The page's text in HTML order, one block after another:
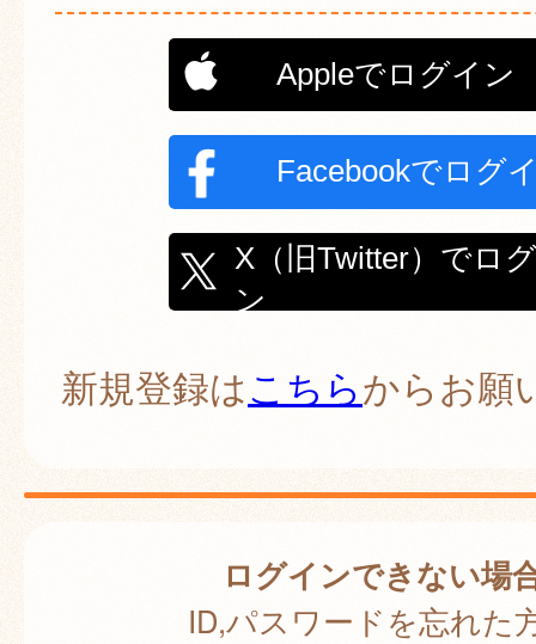
Appleでログイン
Facebookでログ
X（旧Twitter）でロ
ン
新規登録はこちらからお願
ログインできない場
ID,パスワードを忘れた